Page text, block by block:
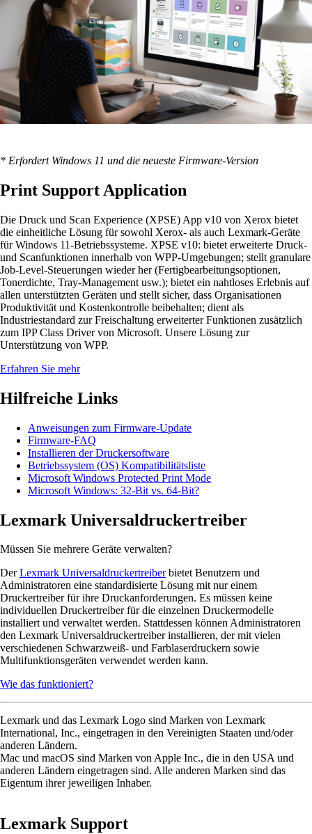
* Erfordert Windows 11 und die neueste Firmware-Version
Print Support Application
Die Druck und Scan Experience (XPSE) App v10 von Xerox bietet
die einheitliche Lösung für sowohl Xerox- als auch Lexmark-Geräte
für Windows 11-Betriebssysteme. XPSE v10: bietet erweiterte Druck-
und Scanfunktionen innerhalb von WPP-Umgebungen; stellt granulare
Job-Level-Steuerungen wieder her (Fertigbearbeitungsoptionen,
Tonerdichte, Tray-Management usw.); bietet ein nahtloses Erlebnis auf
allen unterstützten Geräten und stellt sicher, dass Organisationen
Produktivität und Kostenkontrolle beibehalten; dient als
Industriestandard zur Freischaltung erweiterter Funktionen zusätzlich
zum IPP Class Driver von Microsoft. Unsere Lösung zur
Unterstützung von WPP.
Erfahren Sie mehr
Hilfreiche Links
Anweisungen zum Firmware-Update
Firmware-FAQ
Installieren der Druckersoftware
Betriebssystem (OS) Kompatibilitätsliste
Microsoft Windows Protected Print Mode
Microsoft Windows: 32-Bit vs. 64-Bit?
Lexmark Universaldruckertreiber
Müssen Sie mehrere Geräte verwalten?
DerLexmark Universaldruckertreiberbietet Benutzern und
Administratoren eine standardisierte Lösung mit nur einem
Druckertreiber für ihre Druckanforderungen. Es müssen keine
individuellen Druckertreiber für die einzelnen Druckermodelle
installiert und verwaltet werden. Stattdessen können Administratoren
den Lexmark Universaldruckertreiber installieren, der mit vielen
verschiedenen Schwarzweiß- und Farblaserdruckern sowie
Multifunktionsgeräten verwendet werden kann.
Wie das funktioniert?
Lexmark und das Lexmark Logo sind Marken von Lexmark
International, Inc., eingetragen in den Vereinigten Staaten und/oder
anderen Ländern.
Mac und macOS sind Marken von Apple Inc., die in den USA und
anderen Ländern eingetragen sind. Alle anderen Marken sind das
Eigentum ihrer jeweiligen Inhaber.
Lexmark Support